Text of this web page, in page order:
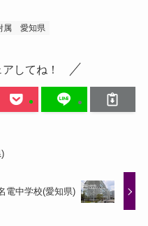
属 愛知県
してね！
電中学校(愛知県)